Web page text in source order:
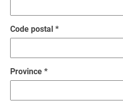
Code postal *
Province *